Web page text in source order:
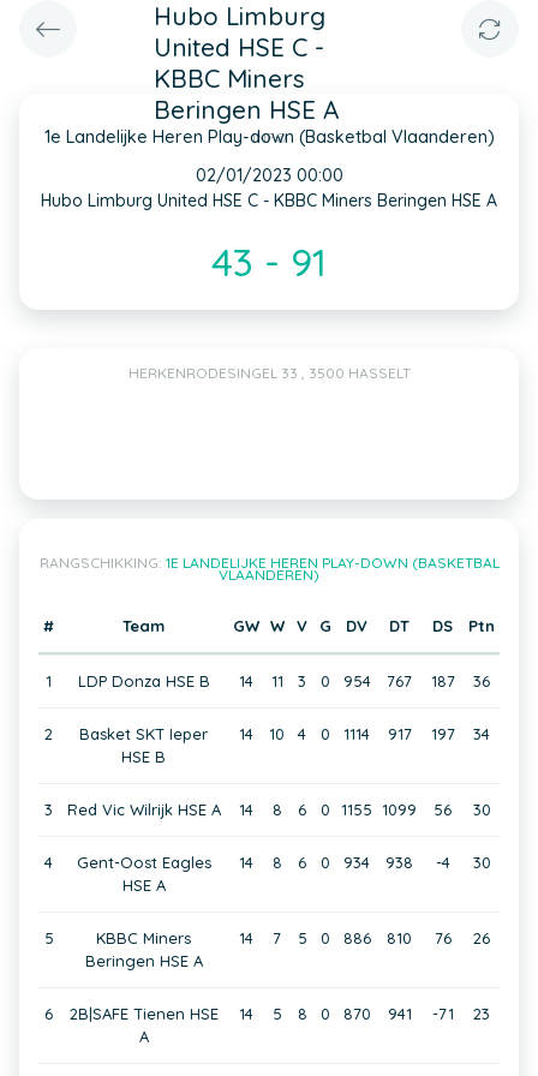
Hubo Limburg
United HSE C -
KBBC Miners
Beringen HSE A
1e Landelijke Heren Play-down (Basketbal Vlaanderen)
INFO
02/01/2023 00:00
Hubo Limburg United HSE C - KBBC Miners Beringen HSE A
43 - 91
HERKENRODESINGEL 33 , 3500 HASSELT
RANGSCHIKKING: 1E LANDELIJKE HEREN PLAY-DOWN (BASKETBAL
VLAANDEREN)
# Team GW W V G DV DT DS Ptn
1 LDP Donza HSE B 14 11 3 0 954 767 187 36
2
Basket SKT Ieper
HSE B
14 10 4 0 1114 917 197 34
3 Red Vic Wilrijk HSE A 14 8 6 0 1155 1099 56 30
4
Gent-Oost Eagles
HSE A
14 8 6 0 934 938 -4 30
5
KBBC Miners
Beringen HSE A
14 7 5 0 886 810 76 26
6
2B|SAFE Tienen HSE
A
14 5 8 0 870 941 -71 23